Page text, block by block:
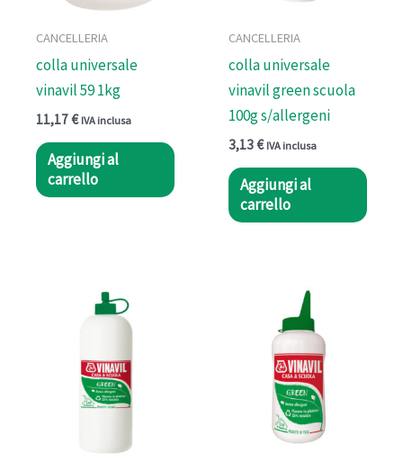
CANCELLERIA
colla universale
vinavil 59 1kg
11,17€ IVA inclusa
Aggiungi al
carrello
CANCELLERIA
colla universale
vinavil green scuola
100g s/allergeni
3,13€ IVA inclusa
Aggiungi al
carrello